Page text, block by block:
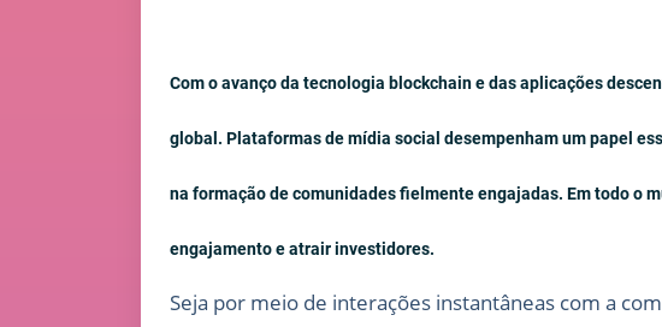
Com o avanço da tecnologia blockchain e das aplicações
global. Plataformas de mídia social desempenham um papel
na formação de comunidades fielmente engajadas. Em todo o
engajamento e atrair investidores.
Seja por meio de interações instantâneas com a